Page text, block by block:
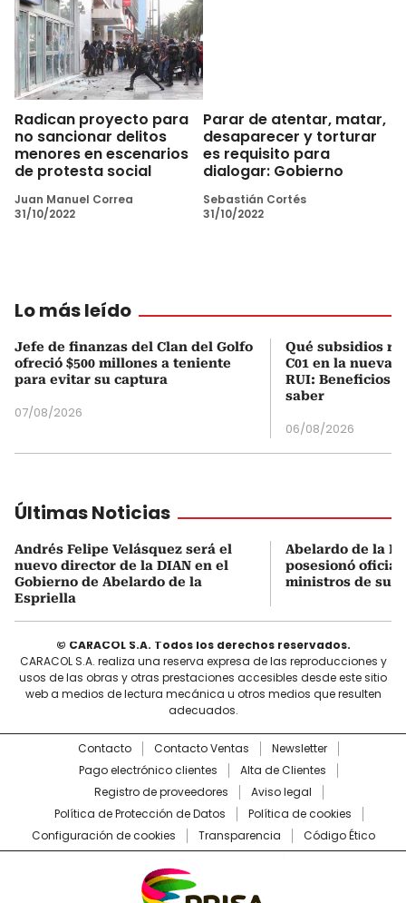
Radican proyecto para
no sancionar delitos
menores en escenarios
de protesta social
Juan Manuel Correa
31/10/2022
Parar de atentar, matar,
desaparecer y torturar
es requisito para
dialogar: Gobierno
Sebastián Cortés
31/10/2022
Lo más leído
Jefe de finanzas del Clan del Golfo
ofreció $500 millones a teniente
para evitar su captura
07/08/2026
Qué subsidios
C01 en la nueva
RUI: Beneficios
saber
06/08/2026
Últimas Noticias
Andrés Felipe Velásquez será el
nuevo director de la DIAN en el
Gobierno de Abelardo de la
Espriella
Abelardo de la
posesionó
ministros de su
© CARACOL S.A. Todos los derechos reservados.
CARACOL S.A. realiza una reserva expresa de las reproducciones y
usos de las obras y otras prestaciones accesibles desde este sitio
web a medios de lectura mecánica u otros medios que resulten
adecuados.
Contacto Contacto Ventas
Newsletter
Pago electrónico clientes
Alta de Clientes
Registro de proveedores
Aviso legal
Política de Protección de Datos
Política de cookies
Configuración de cookies
Transparencia Código Ético